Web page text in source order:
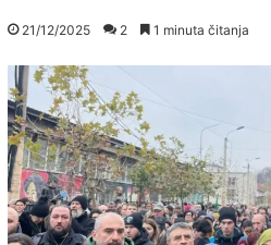
21/12/2025 2 1 minuta čitanja